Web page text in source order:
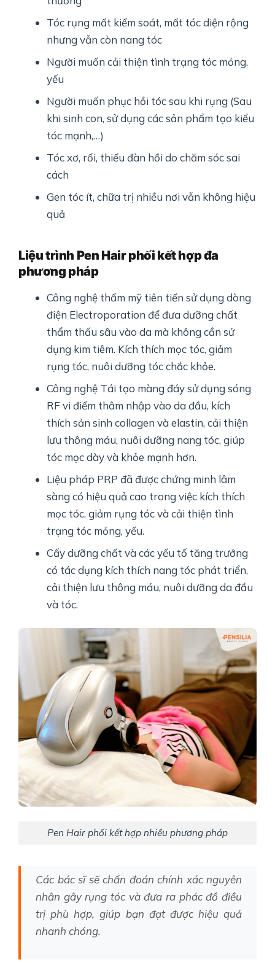
Tóc rụng mất kiểm soát, mất tóc diện rộng
nhưng vẫn còn nang tóc
Người muốn cải thiện tình trạng tóc mỏng,
yếu
Người muốn phục hồi tóc sau khi rụng (Sau
khi sinh con, sử dụng các sản phẩm tạo kiểu
tóc mạnh,…)
Tóc xơ, rối, thiếu đàn hồi do chăm sóc sai
cách
Gen tóc ít, chữa trị nhiều nơi vẫn không hiệu
quả
Liệu trình Pen Hair phối kết hợp đa
phương pháp
Công nghệ thẩm mỹ tiên tiến sử dụng dòng
điện Electroporation để đưa dưỡng chất
thẩm thấu sâu vào da mà không cần sử
dụng kim tiêm. Kích thích mọc tóc, giảm
rụng tóc, nuôi dưỡng tóc chắc khỏe.
Công nghệ Tái tạo màng đáy sử dụng sóng
RF vi điểm thâm nhập vào da đầu, kích
thích sản sinh collagen và elastin, cải thiện
lưu thông máu, nuôi dưỡng nang tóc, giúp
tóc mọc dày và khỏe mạnh hơn.
Liệu pháp PRP đã được chứng minh lâm
sàng có hiệu quả cao trong việc kích thích
mọc tóc, giảm rụng tóc và cải thiện tình
trạng tóc mỏng, yếu.
Cấy dưỡng chất và các yếu tố tăng trưởng
có tác dụng kích thích nang tóc phát triển,
cải thiện lưu thông máu, nuôi dưỡng da đầu
và tóc.
Pen Hair phối kết hợp nhiều phương pháp
Các bác sĩ sẽ chẩn đoán chính xác nguyên
nhân gây rụng tóc và đưa ra phác đồ điều
trị phù hợp, giúp bạn đạt được hiệu quả
nhanh chóng.